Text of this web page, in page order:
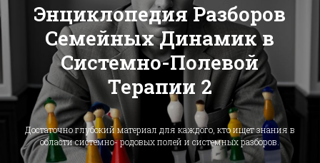
Энциклопедия Разборов
Семейных Динамик в
Системно-Полевой
Терапии 2
Достаточно глубокий материал для каждого, кто ищет знания в
области системно- родовых полей и системных разборов.